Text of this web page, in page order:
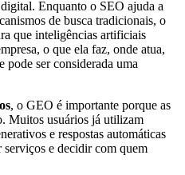
Enquanto o SEO ajuda a
de busca tradicionais, o
que inteligências artificiais
o que ela faz, onde atua,
pode ser considerada uma
, o GEO é importante porque as
Muitos usuários já utilizam
e respostas automáticas
serviços e decidir com quem